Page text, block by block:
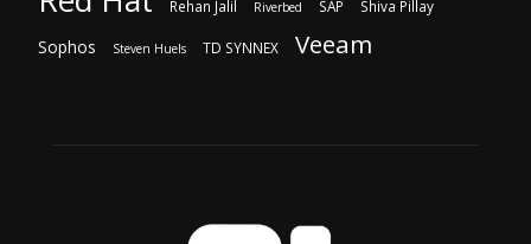
Rehan Jalil Riverbed SAP Shiva Pillay
Sophos Steven Huels TD SYNNEX Veeam